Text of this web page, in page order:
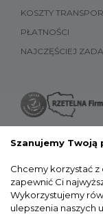
KOSZTY
PŁATNOŚCI
NAJCZĘŚCIEJ
Szanujemy Twoją
Chcemy korzystać
zapewnić Ci
Wykorzystujemy
ulepszenia naszych